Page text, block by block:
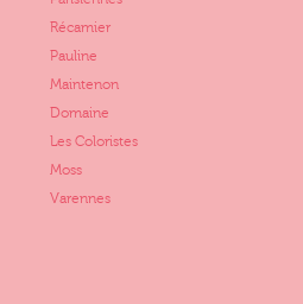
Récamier
Pauline
Maintenon
Domaine
Les Coloristes
Moss
Varennes